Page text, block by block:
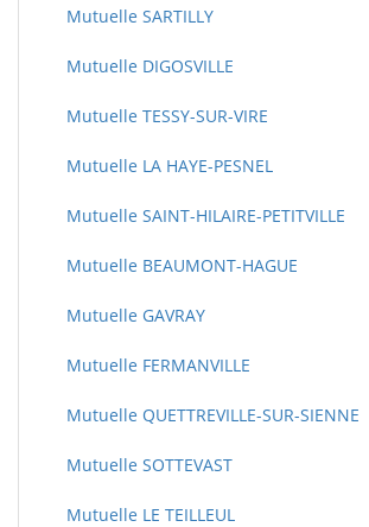
Mutuelle SARTILLY
Mutuelle DIGOSVILLE
Mutuelle TESSY-SUR-VIRE
Mutuelle LA HAYE-PESNEL
Mutuelle SAINT-HILAIRE-PETITVILLE
Mutuelle BEAUMONT-HAGUE
Mutuelle GAVRAY
Mutuelle FERMANVILLE
Mutuelle QUETTREVILLE-SUR-SIENNE
Mutuelle SOTTEVAST
Mutuelle LE TEILLEUL